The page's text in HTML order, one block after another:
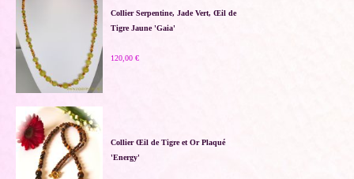
Collier Serpentine, Jade Vert, Œil de
Tigre Jaune 'Gaia'
120,00 €
Collier Œil de Tigre et Or Plaqué
'Energy'